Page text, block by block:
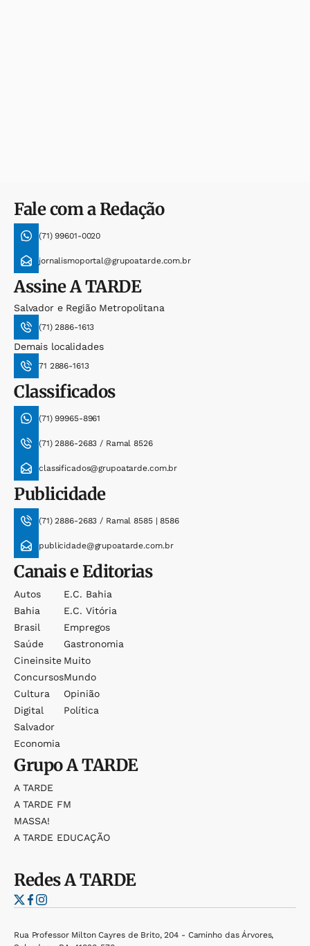
Fale com a Redação
(71) 99601-0020
jornalismoportal@grupoatarde.com.br
AssineA TARDE
Salvador e Região Metropolitana
(71) 2886-1613
Demais localidades
71 2886-1613
Classificados
(71) 99965-8961
(71) 2886-2683 / Ramal 8526
classificados@grupoatarde.com.br
Publicidade
(71) 2886-2683 / Ramal 8585 | 8586
publicidade@grupoatarde.com.br
Canais e Editorias
Autos
Bahia
Brasil
Saúde
Cineinsite
Concursos
Cultura
Digital
Salvador
Economia
E.c. Bahia
E.c. Vitória
Empregos
Gastronomia
Muito
Mundo
Opinião
Política
GrupoA TARDE
A TARDE
A TARDE FM
MASSA!
A TARDE EDUCAÇÃO
RedesA TARDE
Rua Professor Milton Cayres de Brito, 204 - Caminho das Árvores,